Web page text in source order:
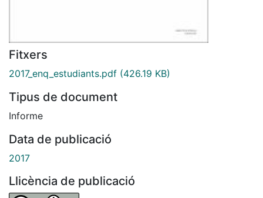
Fitxers
2017_enq_estudiants.pdf (426.19 KB)
Tipus de document
Informe
Data de publicació
2017
Llicència de publicació